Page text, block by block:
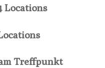
Locations
Treffpunkt